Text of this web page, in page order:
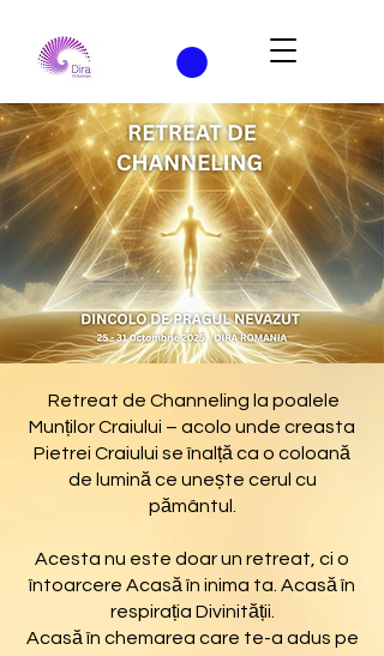
Retreat de Channeling la poalele
Munților Craiului – acolo unde creasta
Pietrei Craiului se înalță ca o coloană
de lumină ce unește cerul cu
pământul.
Acesta nu este doar un retreat, ci o
întoarcere Acasă în inima ta. Acasă în
respirația Divinității.
Acasă în chemarea care te-a adus pe